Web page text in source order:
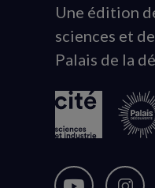
Animation
du
logo
Une édition
sciences et
Palais de la